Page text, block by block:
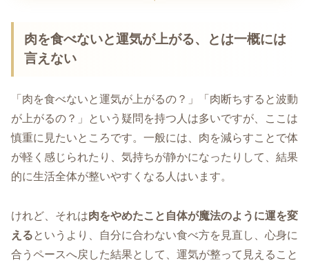
肉を食べないと運気が上がる、とは一概には
言えない
「肉を食べないと運気が上がるの？」「肉断ちすると波動
が上がるの？」という疑問を持つ人は多いですが、ここは
慎重に見たいところです。一般には、肉を減らすことで体
が軽く感じられたり、気持ちが静かになったりして、結果
的に生活全体が整いやすくなる人はいます。
けれど、それは肉をやめたこと自体が魔法のように運を変
えるというより、自分に合わない食べ方を見直し、心身に
合うペースへ戻した結果として、運気が整って見えること